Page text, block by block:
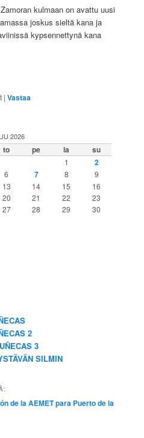
kulmaan on avattu uusi
joskus sieltä kana ja
kypsennettynä kana
|Vastaa
2026
to pe la su
1 2
6 7 8
9
13 14 15
16
20 21 22
23
27 28 29
30
2
3
SILMIN
de la AEMET para Puerto de la